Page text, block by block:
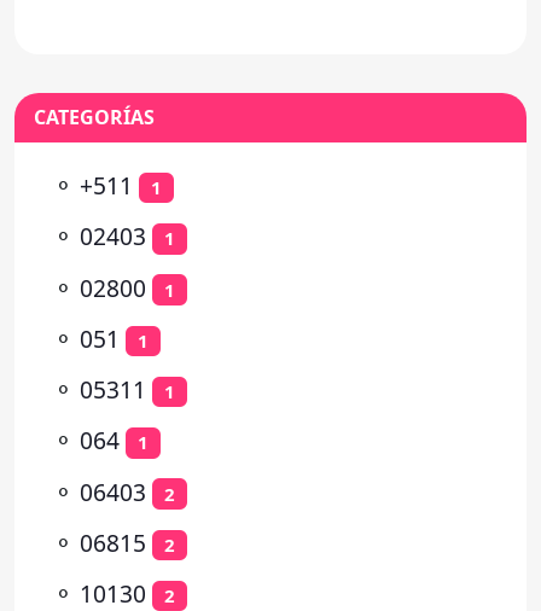
CATEGORÍAS
⚬ +511 1
⚬ 02403 1
⚬ 02800 1
⚬ 051 1
⚬ 05311 1
⚬ 064 1
⚬ 06403 2
⚬ 06815 2
⚬ 10130 2